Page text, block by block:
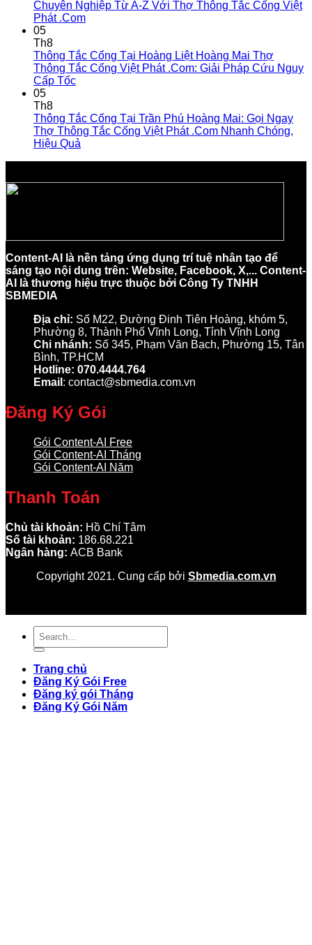
Chuyên Nghiệp Từ A-Z Với Thợ Thông Tắc Cống Việt
Phát .Com
05
Th8
Thông Tắc Cống Tại Hoàng Liệt Hoàng Mai Thợ
Thông Tắc Cống Việt Phát .Com: Giải Pháp Cứu Nguy
Cấp Tốc
05
Th8
Thông Tắc Cống Tại Trần Phú Hoàng Mai: Gọi Ngay
Thợ Thông Tắc Cống Việt Phát .Com Nhanh Chóng,
Hiệu Quả
Content-AI là nền tảng ứng dụng trí tuệ nhân tạo để
sáng tạo nội dung trên: Website, Facebook, X,... Content-
AI là thương hiệu trực thuộc bởi Công Ty TNHH
SBMEDIA
Địa chỉ: Số M22, Đường Đinh Tiên Hoàng, khóm 5,
Phường 8, Thành Phố Vĩnh Long, Tỉnh Vĩnh Long
Chi nhánh: Số 345, Phạm Văn Bạch, Phường 15, Tân
Bình, TP.HCM
Hotline: 070.4444.764
Email : contact@sbmedia.com.vn
Đăng Ký Gói
Gói Content-AI Free
Gói Content-AI Tháng
Gói Content-AI Năm
Thanh Toán
Chủ tài khoản: Hồ Chí Tâm
Số tài khoản: 186.68.221
Ngân hàng: ACB Bank
Copyright 2021. Cung cấp bởi Sbmedia.com.vn
Trang chủ
Đăng Ký Gói Free
Đăng ký gói Tháng
Đăng Ký Gói Năm